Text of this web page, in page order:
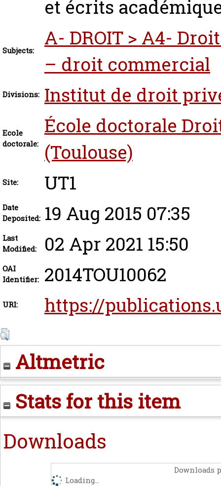
et écrits
Subjects:
A- DROIT > A4-
– droit commercial
Divisions: Institut de droit
Ecole
doctorale:
École doctorale
(Toulouse)
Site: UT1
Date
Deposited: 19 Aug 2015 07:35
Last
Modified:
02 Apr 2021 15:50
OAI
Identifier: 2014TOU10062
URI: https://
Altmetric
Stats for this item
Downloads
Downloads
Loading...